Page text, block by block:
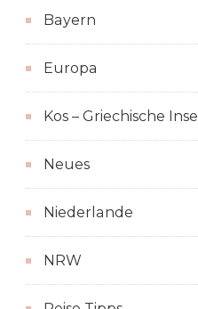
Bayern
Europa
Kos – Griechische Insel
Neues
Niederlande
NRW